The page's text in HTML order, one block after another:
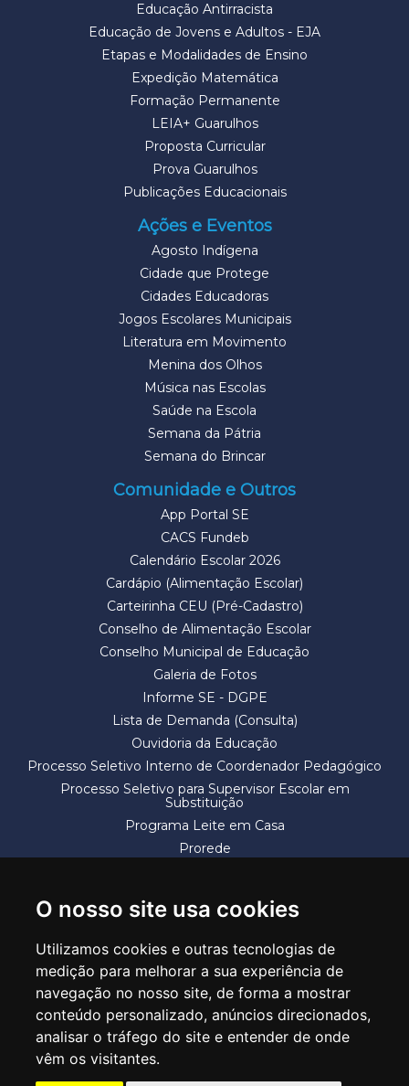
O nosso site usa cookies
Utilizamos cookies e outras tecnologias de
medição para melhorar a sua experiência de
navegação no nosso site, de forma a mostrar
conteúdo personalizado, anúncios direcionados,
analisar o tráfego do site e entender de onde
vêm os visitantes.
Educação Antirracista
Educação de Jovens e Adultos - EJA
Etapas e Modalidades de Ensino
Expedição Matemática
Formação Permanente
LEIA+ Guarulhos
Proposta Curricular
Prova Guarulhos
Publicações Educacionais
Ações e Eventos
Agosto Indígena
Cidade que Protege
Cidades Educadoras
Jogos Escolares Municipais
Literatura em Movimento
Menina dos Olhos
Música nas Escolas
Saúde na Escola
Semana da Pátria
Semana do Brincar
Comunidade e Outros
App Portal SE
CACS Fundeb
Calendário Escolar 2026
Cardápio (Alimentação Escolar)
Carteirinha CEU (Pré-Cadastro)
Conselho de Alimentação Escolar
Conselho Municipal de Educação
Galeria de Fotos
Informe SE - DGPE
Lista de Demanda (Consulta)
Ouvidoria da Educação
Processo Seletivo Interno de Coordenador Pedagógico
Processo Seletivo para Supervisor Escolar em
Substituição
Programa Leite em Casa
Prorede
SECRETARIA DE EDUCAÇÃO
Rua Claudino Barbosa, 313 - Macedo - Guarulhos/SP CEP 07113-040
Central de Atendimento: *55 11 2475-7300